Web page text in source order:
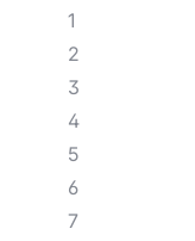
1
2
3
4
5
6
7